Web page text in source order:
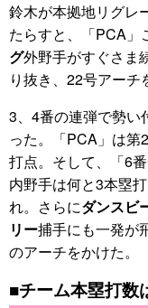
鈴木が本拠地リグレ
たらすと、「PCA」
グ外野手がすぐさま
り抜き、22号アーチ
3、4番の連弾で勢い
った。「PCA」は
打点。そして、「6
内野手は何と3本塁
れ。さらにダンスビ
リー捕手にも一発が
のアーチをかけた。
■チーム本塁打数